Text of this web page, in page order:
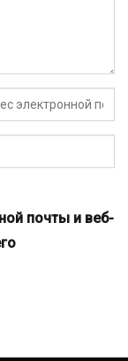
почты и веб-